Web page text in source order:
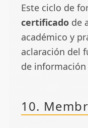
Este ciclo de
certificadode
académico y
aclaración del
de información
10.